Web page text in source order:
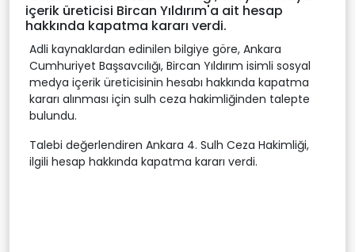
içerik üreticisi Bircan Yıldırım'a ait hesap
hakkında kapatma kararı verdi.
Adli kaynaklardan edinilen bilgiye göre, Ankara
Cumhuriyet Başsavcılığı, Bircan Yıldırım isimli sosyal
medya içerik üreticisinin hesabı hakkında kapatma
kararı alınması için sulh ceza hakimliğinden talepte
bulundu.
Talebi değerlendiren Ankara 4. Sulh Ceza Hakimliği,
ilgili hesap hakkında kapatma kararı verdi.